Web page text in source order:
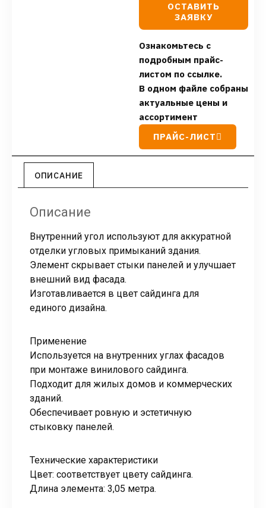
ОСТАВИТЬ
ЗАЯВКУ
Ознакомьтесь с
подробным прайс-
листом по ссылке.
В одном файле собраны
актуальные цены и
ассортимент
ПРАЙС-ЛИСТ
ОПИСАНИЕ
Описание
Внутренний угол используют для аккуратной
отделки угловых примыканий здания.
Элемент скрывает стыки панелей и улучшает
внешний вид фасада.
Изготавливается в цвет сайдинга для
единого дизайна.
Применение
Используется на внутренних углах фасадов
при монтаже винилового сайдинга.
Подходит для жилых домов и коммерческих
зданий.
Обеспечивает ровную и эстетичную
стыковку панелей.
Технические характеристики
Цвет: соответствует цвету сайдинга.
Длина элемента: 3,05 метра.